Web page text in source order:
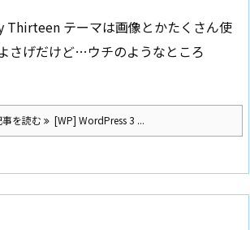
Thirteen テーマは画像とかたくさん使
さげだけど…ウチのようなところ
事を読む [WP] WordPress 3 ...